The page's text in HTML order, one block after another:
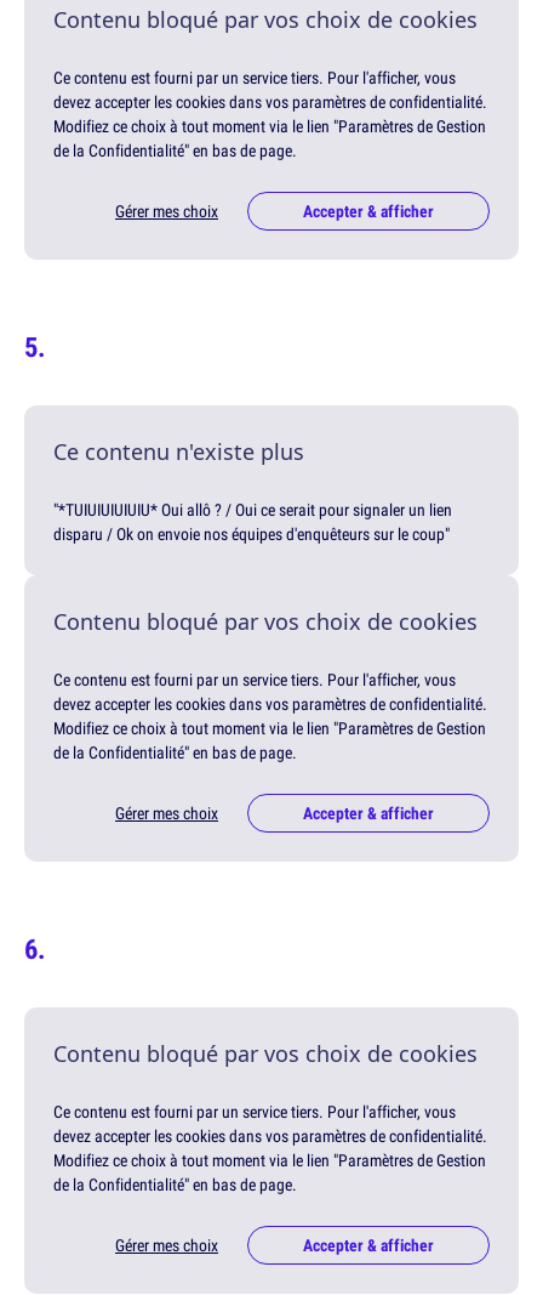
Contenu bloqué par vos choix de cookies
Ce contenu est fourni par un service tiers. Pour l'afficher, vous
devez accepter les cookies dans vos paramètres de confidentialité.
Modifiez ce choix à tout moment via le lien "Paramètres de Gestion
de la Confidentialité" en bas de page.
Gérer mes choix Accepter & afficher
Ce contenu n'existe plus
"*TUIUIUIUIUIU* Oui allô ? / Oui ce serait pour signaler un lien
disparu / Ok on envoie nos équipes d'enquêteurs sur le coup"
Contenu bloqué par vos choix de cookies
Ce contenu est fourni par un service tiers. Pour l'afficher, vous
devez accepter les cookies dans vos paramètres de confidentialité.
Modifiez ce choix à tout moment via le lien "Paramètres de Gestion
de la Confidentialité" en bas de page.
Gérer mes choix Accepter & afficher
Contenu bloqué par vos choix de cookies
Ce contenu est fourni par un service tiers. Pour l'afficher, vous
devez accepter les cookies dans vos paramètres de confidentialité.
Modifiez ce choix à tout moment via le lien "Paramètres de Gestion
de la Confidentialité" en bas de page.
Gérer mes choix Accepter & afficher